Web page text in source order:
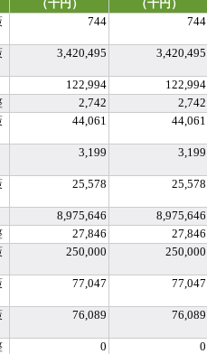
（千円）
（千円）
744 744
3,420,495 3,420,495
122,994 122,994
2,742 2,742
44,061 44,061
3,199 3,199
25,578 25,578
8,975,646 8,975,646
27,846 27,846
250,000 250,000
77,047 77,047
76,089 76,089
0 0